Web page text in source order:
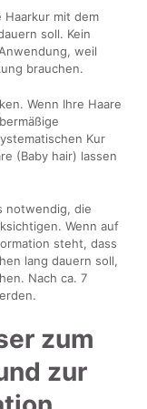
mit dem
soll. Kein
weil
brauchen.
Wenn Ihre Haare
Kur
(Baby hair) lassen
notwendig, die
Wenn auf
steht, dass
lang dauern soll,
Nach ca. 7
zum
zur